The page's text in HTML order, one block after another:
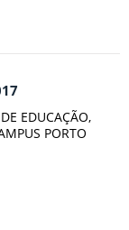
EDUCAÇÃO,
PORTO